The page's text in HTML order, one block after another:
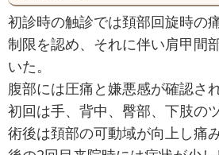
初診時の触診では頚部回旋時の
制限を認め、それに伴い肩甲間
いた。
腹部には圧痛と嫌悪感が確認され
初回は手、背中、臀部、下肢の
術後は頚部の可動域が向上し痛